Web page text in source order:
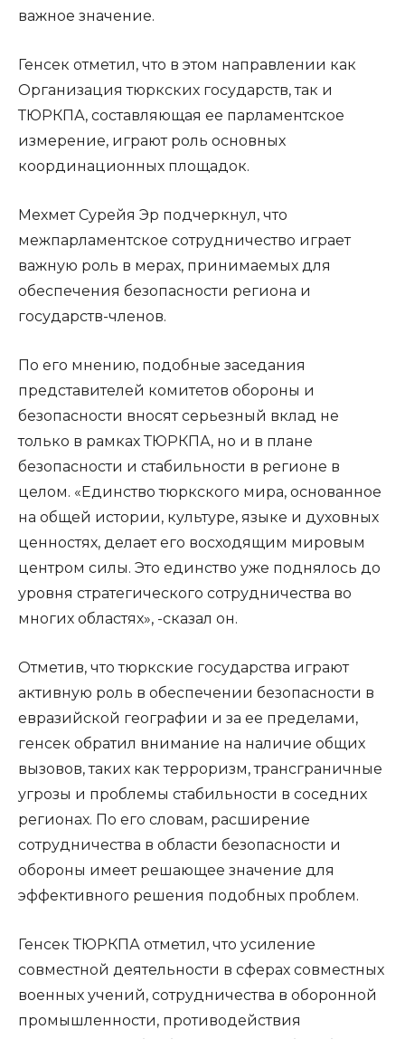
важное значение.
Генсек отметил, что в этом направлении как
Организация тюркских государств, так и
ТЮРКПА, составляющая ее парламентское
измерение, играют роль основных
координационных площадок.
Мехмет Сурейя Эр подчеркнул, что
межпарламентское сотрудничество играет
важную роль в мерах, принимаемых для
обеспечения безопасности региона и
государств-членов.
По его мнению, подобные заседания
представителей комитетов обороны и
безопасности вносят серьезный вклад не
только в рамках ТЮРКПА, но и в плане
безопасности и стабильности в регионе в
целом. «Единство тюркского мира, основанное
на общей истории, культуре, языке и духовных
ценностях, делает его восходящим мировым
центром силы. Это единство уже поднялось до
уровня стратегического сотрудничества во
многих областях», -сказал он.
Отметив, что тюркские государства играют
активную роль в обеспечении безопасности в
евразийской географии и за ее пределами,
генсек обратил внимание на наличие общих
вызовов, таких как терроризм, трансграничные
угрозы и проблемы стабильности в соседних
регионах. По его словам, расширение
сотрудничества в области безопасности и
обороны имеет решающее значение для
эффективного решения подобных проблем.
Генсек ТЮРКПА отметил, что усиление
совместной деятельности в сферах совместных
военных учений, сотрудничества в оборонной
промышленности, противодействия